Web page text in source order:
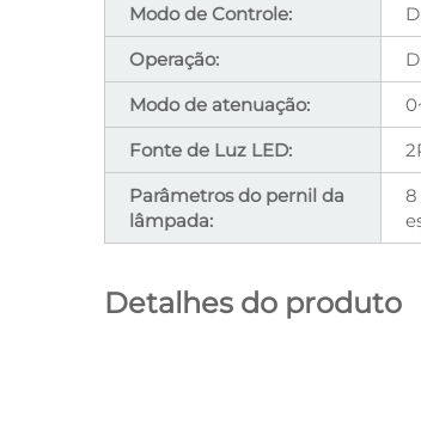
Modo de Controle:
Operação:
Modo de atenuação:
Fonte de Luz LED:
Parâmetros do pernil da
lâmpada:
8
Detalhes do produto